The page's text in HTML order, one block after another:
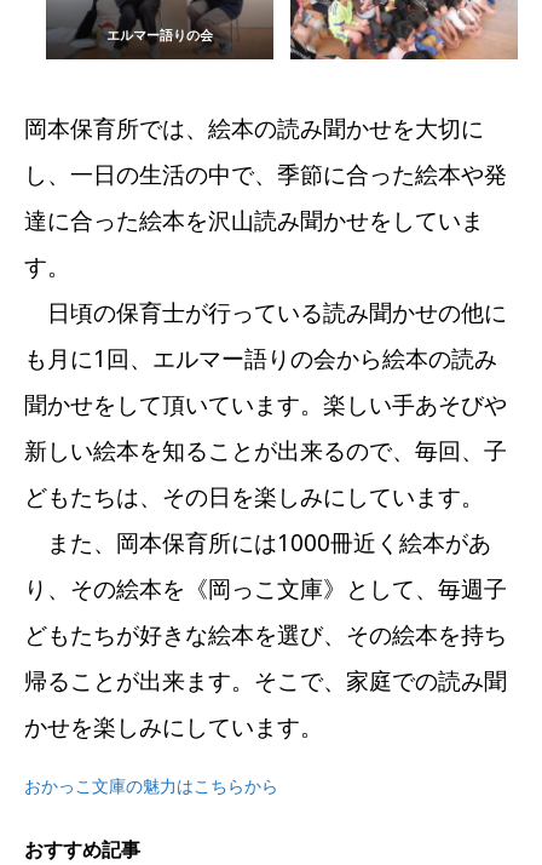
エルマー語りの会
岡本保育所では、絵本の読み聞かせを大切に
し、一日の生活の中で、季節に合った絵本や発
達に合った絵本を沢山読み聞かせをしていま
す。
日頃の保育士が行っている読み聞かせの他に
も月に1回、エルマー語りの会から絵本の読み
聞かせをして頂いています。楽しい手あそびや
新しい絵本を知ることが出来るので、毎回、子
どもたちは、その日を楽しみにしています。
また、岡本保育所には1000冊近く絵本があ
り、その絵本を《岡っこ文庫》として、毎週子
どもたちが好きな絵本を選び、その絵本を持ち
帰ることが出来ます。そこで、家庭での読み聞
かせを楽しみにしています。
おかっこ文庫の魅力はこちらから
おすすめ記事